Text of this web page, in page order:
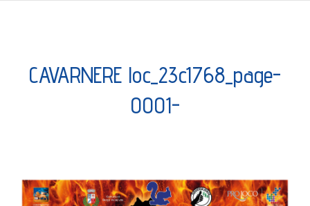
CAVARNERE loc_23c1768_page-
0001-